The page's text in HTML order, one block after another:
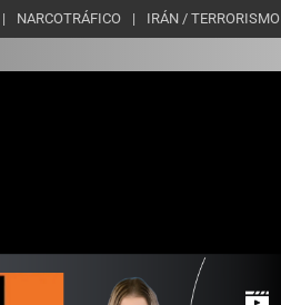
NARCOTRÁFICO IRÁN / TERRORISMO